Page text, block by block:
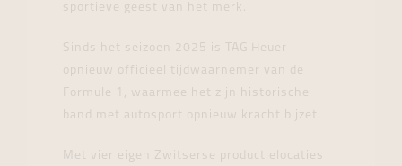
sportieve geest van het merk.
Sinds het seizoen 2025 is TAG Heuer
opnieuw officieel tijdwaarnemer van de
Formule 1, waarmee het zijn historische
band met autosport opnieuw kracht bijzet.
Met vier eigen Zwitserse productielocaties